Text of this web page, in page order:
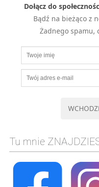
Dołącz do
Bądź na bieżąco z
Żadnego spamu,
Tu mnie